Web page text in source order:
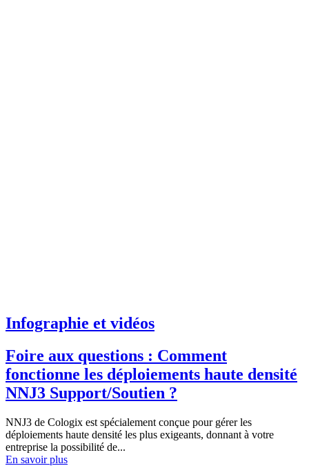
Infographie et vidéos
Foire aux questions : Comment
fonctionne les déploiements haute densité
NNJ3 Support/Soutien ?
NNJ3 de Cologix est spécialement conçue pour gérer les
déploiements haute densité les plus exigeants, donnant à votre
entreprise la possibilité de...
En savoir plus